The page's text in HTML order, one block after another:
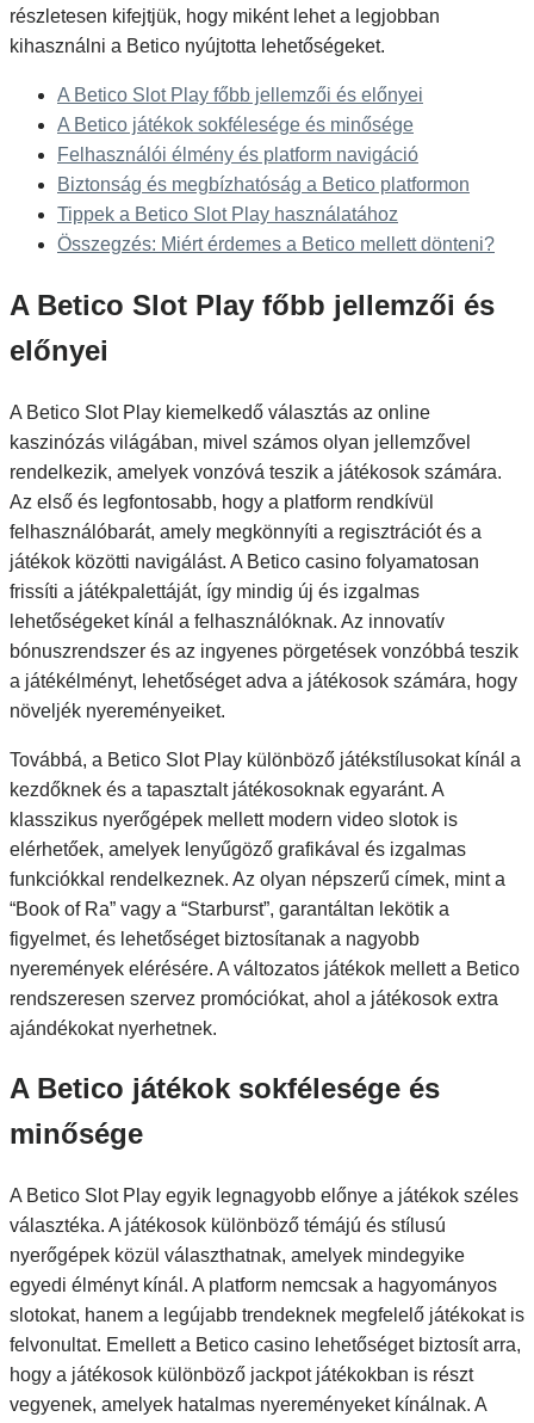
részletesen kifejtjük, hogy miként lehet a legjobban
kihasználni a Betico nyújtotta lehetőségeket.
A Betico Slot Play főbb jellemzői és előnyei
A Betico játékok sokfélesége és minősége
Felhasználói élmény és platform navigáció
Biztonság és megbízhatóság a Betico platformon
Tippek a Betico Slot Play használatához
Összegzés: Miért érdemes a Betico mellett dönteni?
A Betico Slot Play főbb jellemzői és
előnyei
A Betico Slot Play kiemelkedő választás az online
kaszinózás világában, mivel számos olyan jellemzővel
rendelkezik, amelyek vonzóvá teszik a játékosok számára.
Az első és legfontosabb, hogy a platform rendkívül
felhasználóbarát, amely megkönnyíti a regisztrációt és a
játékok közötti navigálást. A Betico casino folyamatosan
frissíti a játékpalettáját, így mindig új és izgalmas
lehetőségeket kínál a felhasználóknak. Az innovatív
bónuszrendszer és az ingyenes pörgetések vonzóbbá teszik
a játékélményt, lehetőséget adva a játékosok számára, hogy
növeljék nyereményeiket.
Továbbá, a Betico Slot Play különböző játékstílusokat kínál a
kezdőknek és a tapasztalt játékosoknak egyaránt. A
klasszikus nyerőgépek mellett modern video slotok is
elérhetőek, amelyek lenyűgöző grafikával és izgalmas
funkciókkal rendelkeznek. Az olyan népszerű címek, mint a
“Book of Ra” vagy a “Starburst”, garantáltan lekötik a
figyelmet, és lehetőséget biztosítanak a nagyobb
nyeremények elérésére. A változatos játékok mellett a Betico
rendszeresen szervez promóciókat, ahol a játékosok extra
ajándékokat nyerhetnek.
A Betico játékok sokfélesége és
minősége
A Betico Slot Play egyik legnagyobb előnye a játékok széles
választéka. A játékosok különböző témájú és stílusú
nyerőgépek közül választhatnak, amelyek mindegyike
egyedi élményt kínál. A platform nemcsak a hagyományos
slotokat, hanem a legújabb trendeknek megfelelő játékokat is
felvonultat. Emellett a Betico casino lehetőséget biztosít arra,
hogy a játékosok különböző jackpot játékokban is részt
vegyenek, amelyek hatalmas nyereményeket kínálnak. A